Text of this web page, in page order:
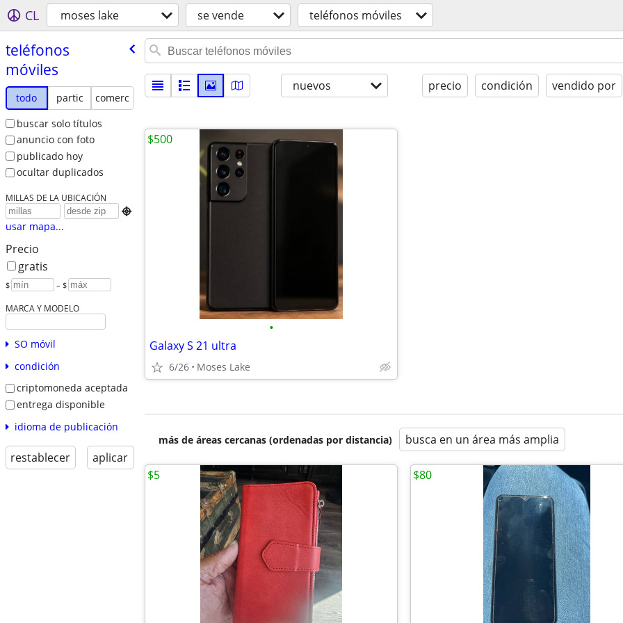
CL moses lake se vende teléfonos móviles
teléfonos
móviles
todo partic
comerc
buscar solo títulos
anuncio con foto
publicado hoy
ocultar duplicados
MILLAS DE LA UBICACIÓN

usar mapa...
Precio
gratis
$ – $
MARCA Y MODELO
SO móvil
condición
criptomoneda aceptada
entrega disponible
idioma de publicación
restablecer aplicar
nuevos precio condición vendido por
•
Galaxy S 21 ultra
6/26 Moses Lake
$500
más de áreas cercanas (ordenadas por distancia) busca en un área más amplia
$5 $80